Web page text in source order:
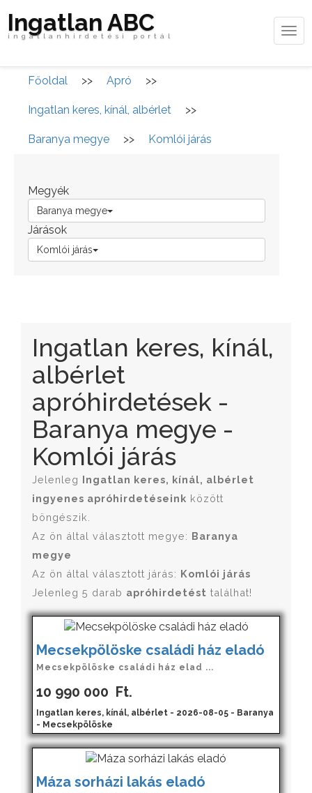
Ingatlan ABC
ingatlanhirdetési portál
Főoldal >> Apró >>
Ingatlan keres, kínál, albérlet >>
Baranya megye >> Komlói járás
Megyék
Baranya megye
Járások
Komlói járás
Ingatlan keres, kínál,
albérlet
apróhirdetések -
Baranya megye -
Komlói járás
Jelenleg Ingatlan keres, kínál, albérlet
ingyenes apróhirdetéseink között
böngészik.
Az ön által választott megye: Baranya
megye
Az ön által választott járás: Komlói járás
Jelenleg 5 darab apróhirdetést találhat!
Mecsekpölöske családi ház eladó
Mecsekpölöske családi ház elad ...
10 990 000 Ft.
Ingatlan keres, kínál, albérlet - 2026-08-05 - Baranya
- Mecsekpölöske
Máza sorházi lakás eladó